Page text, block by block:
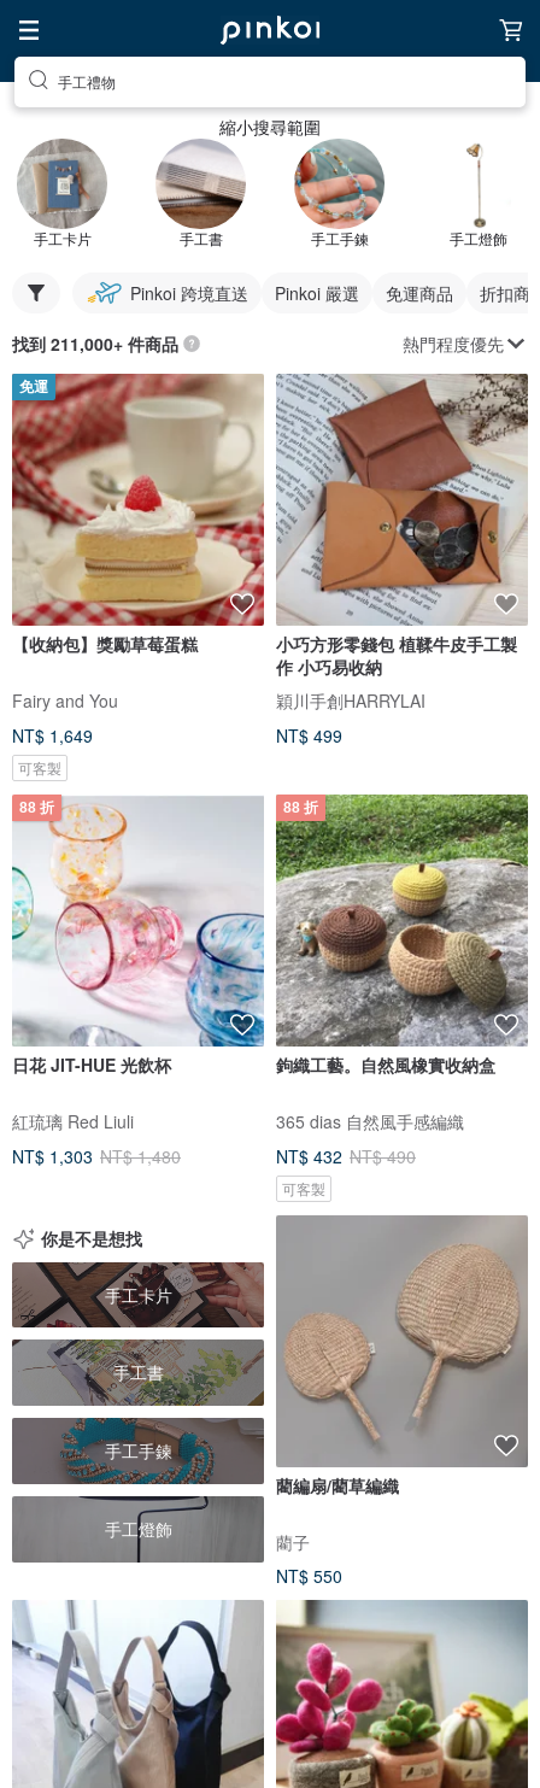
手工禮物
縮小搜尋範圍
手工卡片 手工書 手工手鍊 手工燈飾
Pinkoi 跨境直送 Pinkoi 嚴選 免運商品 折扣商
找到 211,000+ 件商品 熱門程度優先
免運
【收納包】獎勵草莓蛋糕
Fairy and You
NT$ 1,649
可客製
小巧方形零錢包 植鞣牛皮手工製
作 小巧易收納
穎川手創HARRYLAI
NT$ 499
88 折
日花 JIT-HUE 光飲杯
紅琉璃 Red Liuli
NT$ 1,303 NT$ 1,480
88 折
鉤織工藝。自然風橡實收納盒
365 dias 自然風手感編織
NT$ 432 NT$ 490
可客製
你是不是想找
手工卡片
手工書
手工手鍊
手工燈飾
藺編扇/藺草編織
藺子
NT$ 550